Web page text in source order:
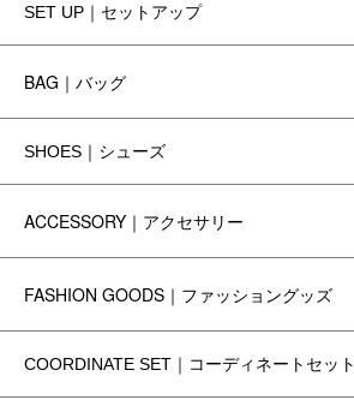
SET UP｜セットアップ
BAG｜バッグ
SHOES｜シューズ
ACCESSORY｜アクセサリー
FASHION GOODS｜ファッショングッズ
COORDINATE SET｜コーディネートセット